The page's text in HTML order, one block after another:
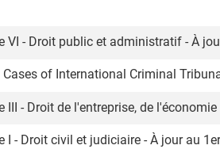
VI - Droit public et administratif - À
of International Criminal
III - Droit de l'entreprise, de
I - Droit civil et judiciaire - À jour au